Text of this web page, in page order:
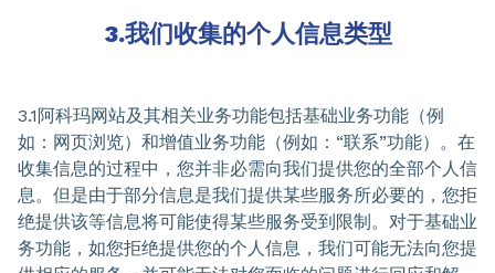
3.我们收集的个人信息类型
3.1阿科玛网站及其相关业务功能包括基础业务功能（例
如：网页浏览）和增值业务功能（例如：“联系”功能）。在
收集信息的过程中，您并非必需向我们提供您的全部个人信
息。但是由于部分信息是我们提供某些服务所必要的，您拒
绝提供该等信息将可能使得某些服务受到限制。对于基础业
务功能，如您拒绝提供您的个人信息，我们可能无法向您提